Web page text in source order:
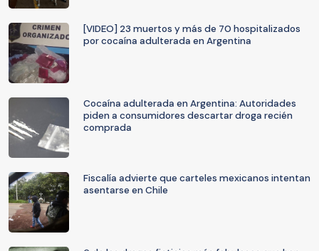
[VIDEO] 23 muertos y más de 70 hospitalizados
por cocaína adulterada en Argentina
Cocaína adulterada en Argentina: Autoridades
piden a consumidores descartar droga recién
comprada
Fiscalía advierte que carteles mexicanos intentan
asentarse en Chile